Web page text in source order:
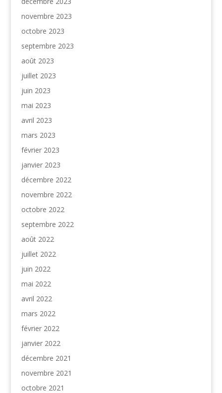
novembre 2023
octobre 2023
septembre 2023
août 2023
juillet 2023
juin 2023
mai 2023
avril 2023
mars 2023
février 2023
janvier 2023
décembre 2022
novembre 2022
octobre 2022
septembre 2022
août 2022
juillet 2022
juin 2022
mai 2022
avril 2022
mars 2022
février 2022
janvier 2022
décembre 2021
novembre 2021
octobre 2021